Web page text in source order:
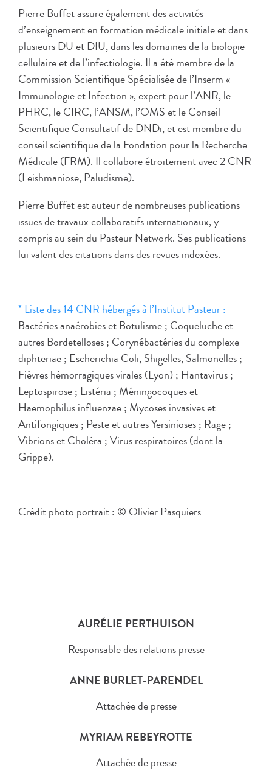
Pierre Buffet assure également des activités
d’enseignement en formation médicale initiale et dans
plusieurs DU et DIU, dans les domaines de la biologie
cellulaire et de l’infectiologie. Il a été membre de la
Commission Scientifique Spécialisée de l’Inserm «
Immunologie et Infection », expert pour l’ANR, le
PHRC, le CIRC, l’ANSM, l’OMS et le Conseil
Scientifique Consultatif de DNDi, et est membre du
conseil scientifique de la Fondation pour la Recherche
Médicale (FRM). Il collabore étroitement avec 2 CNR
(Leishmaniose, Paludisme).
Pierre Buffet est auteur de nombreuses publications
issues de travaux collaboratifs internationaux, y
compris au sein du Pasteur Network. Ses publications
lui valent des citations dans des revues indexées.
* Liste des 14 CNR hébergés à l’Institut Pasteur :
Bactéries anaérobies et Botulisme ; Coqueluche et
autres Bordetelloses ; Corynébactéries du complexe
diphteriae ; Escherichia Coli, Shigelles, Salmonelles ;
Fièvres hémorragiques virales (Lyon) ; Hantavirus ;
Leptospirose ; Listéria ; Méningocoques et
Haemophilus influenzae ; Mycoses invasives et
Antifongiques ; Peste et autres Yersinioses ; Rage ;
Vibrions et Choléra ; Virus respiratoires (dont la
Grippe).
Crédit photo portrait : © Olivier Pasquiers
AURÉLIE PERTHUISON
Responsable des relations presse
ANNE BURLET-PARENDEL
Attachée de presse
MYRIAM REBEYROTTE
Attachée de presse